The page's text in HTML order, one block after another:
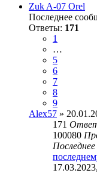
Zuk A-07 Orel
Последнее
Ответы: 171
1
…
5
6
7
8
9
Alex57 »
171
100080